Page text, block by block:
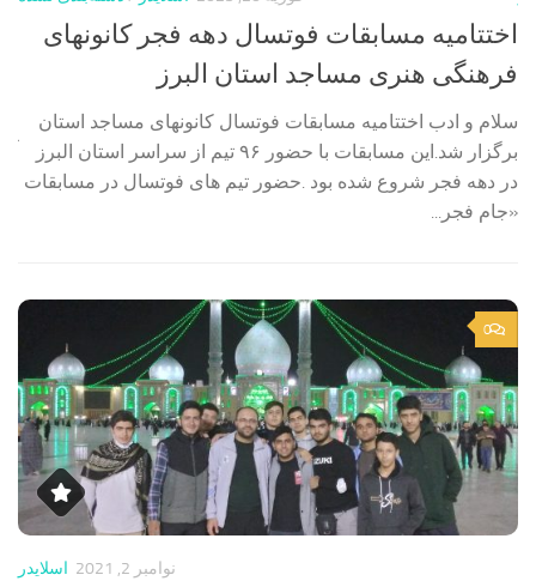
اختتامیه مسابقات فوتسال دهه فجر کانونهای
فرهنگی هنری مساجد استان البرز
سلام و ادب اختتامیه مسابقات فوتسال کانونهای مساجد استان
برگزار شد.این مسابقات با حضور ۹۶ تیم از سراسر استان البرز
در دهه فجر شروع شده بود .حضور تیم های فوتسال در مسابقات
«جام فجر...
0
اسلایدر نوامبر 2, 2021